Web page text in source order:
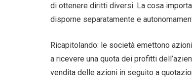
di ottenere diritti diversi. La cosa
disporne separatamente e
Ricapitolando: le società emettono
a ricevere una quota dei profitti
vendita delle azioni in seguito a